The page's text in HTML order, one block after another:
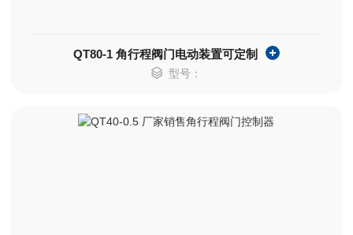
QT80-1 角行程阀门电动装置可定制
型号：